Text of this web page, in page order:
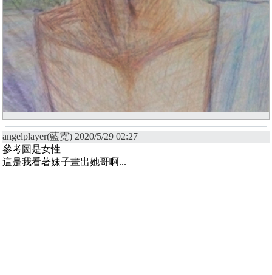
angelplayer(藍霓) 2020/5/29 02:27
參考圖是女性
這是我看著妹子畫出她哥啊...